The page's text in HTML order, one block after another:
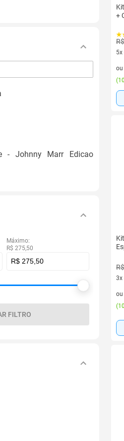
- Johnny Marr Edicao
Máximo:
R$ 275,50
FILTRO
+
5x
5
ou
(
3x
3
ou
(